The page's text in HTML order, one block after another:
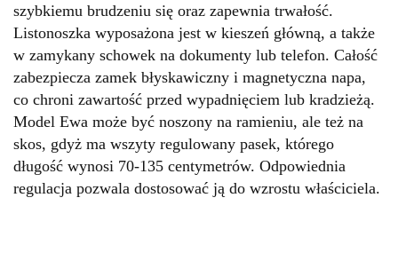
szybkiemu brudzeniu się oraz zapewnia trwałość.
Listonoszka wyposażona jest w kieszeń główną, a także
w zamykany schowek na dokumenty lub telefon. Całość
zabezpiecza zamek błyskawiczny i magnetyczna napa,
co chroni zawartość przed wypadnięciem lub kradzieżą.
Model Ewa może być noszony na ramieniu, ale też na
skos, gdyż ma wszyty regulowany pasek, którego
długość wynosi 70-135 centymetrów. Odpowiednia
regulacja pozwala dostosować ją do wzrostu właściciela.